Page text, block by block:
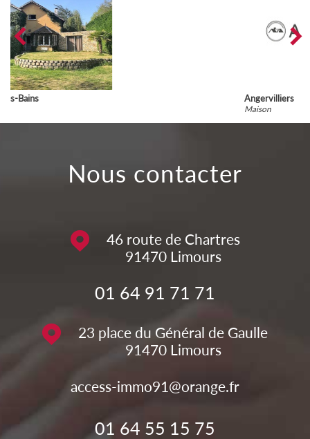
nous contacter
46 route de Chartres
91470 Limours
01 64 91 71 71
23 place du Général de Gaulle
91470 Limours
access-immo91@orange.fr
01 64 55 15 75